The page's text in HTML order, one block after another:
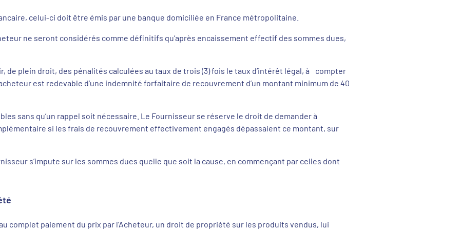
celui-ci doit être émis par une banque domiciliée en France métropolitaine.
ne seront considérés comme définitifs qu’après encaissement effectif des sommes dues,
de plein droit, des pénalités calculées au taux de trois (3) fois le taux d’intérêt légal, à compter
est redevable d’une indemnité forfaitaire de recouvrement d’un montant minimum de 40
sans qu’un rappel soit nécessaire. Le Fournisseur se réserve le droit de demander à
si les frais de recouvrement effectivement engagés dépassaient ce montant, sur
s’impute sur les sommes dues quelle que soit la cause, en commençant par celles dont
complet paiement du prix par l’Acheteur, un droit de propriété sur les produits vendus, lui